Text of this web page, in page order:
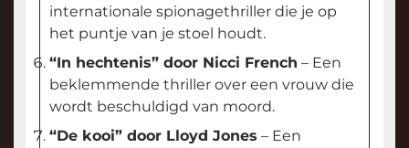
internationale spionagethriller die je op
het puntje van je stoel houdt.
“In hechtenis” door Nicci French – Een
beklemmende thriller over een vrouw die
wordt beschuldigd van moord.
“De kooi” door Lloyd Jones – Een